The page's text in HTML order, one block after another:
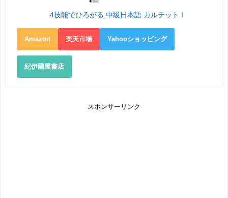
4技能でひろがる 中級日本語 カルテット I
Amazon 楽天市場 Yahooショッピング
紀伊國屋書店
スポンサーリンク